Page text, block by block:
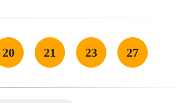
20 21 23 27